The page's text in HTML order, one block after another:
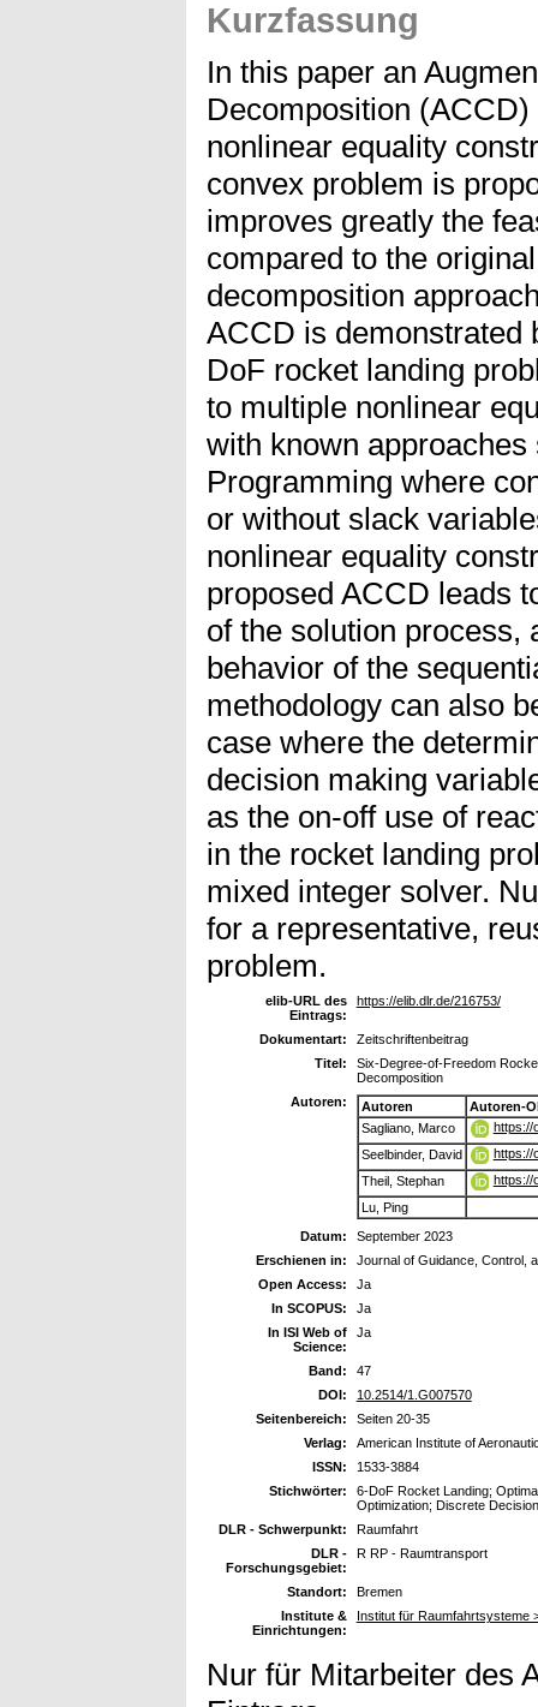
Kurzfassung
In this paper an
Decomposition
nonlinear equality
convex problem is
improves greatly the
compared to the
decomposition
ACCD is demonstrated
DoF rocket landing
to multiple nonlinear
with known
Programming where
or without slack
nonlinear equality
proposed ACCD leads
of the solution process,
behavior of the
methodology can also
case where the
decision making
as the on-off use of
in the rocket landing
mixed integer solver.
for a representative,
problem.
elib-URL des
Eintrags:
https://elib.dlr.de/216753/
Dokumentart:
Zeitschriftenbeitrag
Titel:
Six-Degree-of-Freedom
Decomposition
Autoren:
Autoren
Autoren-
Sagliano, Marco
https://
Seelbinder, David
https://
Theil, Stephan
https://
Lu, Ping
Datum:
September 2023
Erschienen in:
Journal of Guidance, Control,
Open Access:
Ja
In SCOPUS:
Ja
In ISI Web of
Science:
Ja
Band:
47
DOI:
10.2514/1.G007570
Seitenbereich:
Seiten 20-35
Verlag:
American Institute of
ISSN:
1533-3884
Stichwörter:
6-DoF Rocket Landing;
Optimization; Discrete
DLR - Schwerpunkt:
Raumfahrt
DLR -
Forschungsgebiet:
R RP - Raumtransport
Standort:
Bremen
Institute &
Einrichtungen:
Institut für Raumfahrtsysteme
Nur für Mitarbeiter des